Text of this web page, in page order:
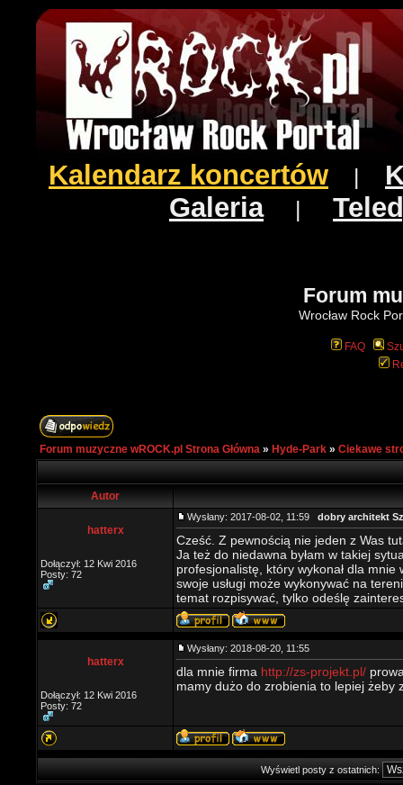
Kalendarz koncertów
Galeria|
Forum
Wrocław Rock
FAQ
Forum muzyczne wROCK.pl Strona Główna » Hyde-Park » Ciekawe
Autor
hatterx
Dołączył: 12 Kwi 2016
Posty: 72
Wysłany: 2017-08-02, 11:59 dobry architekt
Cześć. Z pewnością nie jeden z Was
Ja też do niedawna byłam w takiej
profesjonalistę, który wykonał dla
swoje usługi może wykonywać na
temat rozpisywać, tylko odeślę
hatterx
Dołączył: 12 Kwi 2016
Posty: 72
Wysłany: 2018-08-20, 11:55
dla mnie firma http://zs-projekt.pl/
mamy dużo do zrobienia to lepiej żeby
Wyświetl posty z ostatnich: